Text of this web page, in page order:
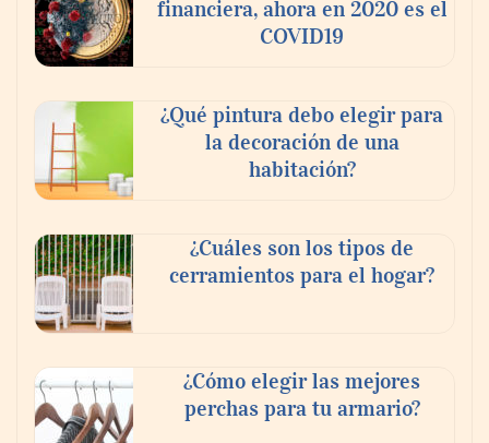
financiera, ahora en 2020 es el
COVID19
¿Qué pintura debo elegir para
la decoración de una
habitación?
¿Cuáles son los tipos de
cerramientos para el hogar?
¿Cómo elegir las mejores
perchas para tu armario?